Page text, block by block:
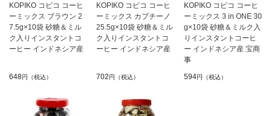
KOPIKO コピコ コーヒ
ーミックス ブラウン 2
7.5g×10袋 砂糖＆ミル
ク入りインスタントコ
ーヒー インドネシア産
648円（税込）
KOPIKO コピコ コーヒ
ーミックス カプチーノ
25.5g×10袋 砂糖＆ミル
ク入りインスタントコ
ーヒー インドネシア産
702円（税込）
KOPIKO コピコ コーヒ
ーミックス 3 in ONE 30
g×10袋 砂糖＆ミルク入
りインスタントコーヒ
ー インドネシア産 宝商
事
594円（税込）